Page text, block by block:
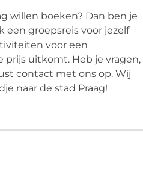
willen boeken? Dan ben je
een groepsreis voor jezelf
voor een
prijs uitkomt. Heb je vragen,
contact met ons op. Wij
naar de stad Praag!